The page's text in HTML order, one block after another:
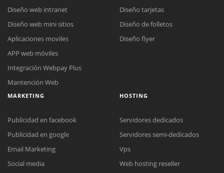
Reunión online
Diseño web intranet
Diseño web mini sitios
Aplicaciones moviles
APP web móviles
Integración Webpay Plus
Mantención Web
Diseño tarjetas
Diseño de folletos
Diseño flyer
MARKETING
Publicidad en facebook
Publicidad en google
Email Marketing
Social media
HOSTING
Servidores dedicados
Servidores semi-dedicados
Vps
Web hosting reseller